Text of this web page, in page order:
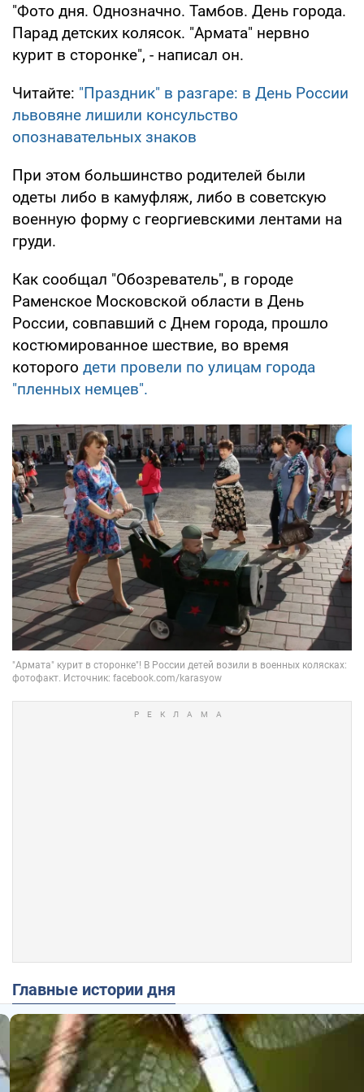
"Фото дня. Однозначно. Тамбов. День города.
Парад детских колясок. "Армата" нервно
курит в сторонке", - написал он.
Читайте: "Праздник" в разгаре: в День России
львовяне лишили консульство
опознавательных знаков
При этом большинство родителей были
одеты либо в камуфляж, либо в советскую
военную форму с георгиевскими лентами на
груди.
Как сообщал "Обозреватель", в городе
Раменское Московской области в День
России, совпавший с Днем города, прошло
костюмированное шествие, во время
которого дети провели по улицам города
"пленных немцев".
Главные истории дня